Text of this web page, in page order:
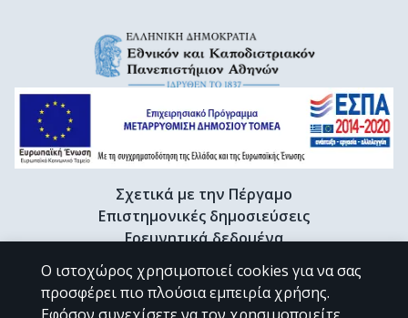
Σχετικά με την Πέργαμο
Επιστημονικές δημοσιεύσεις
Ερευνητικά δεδομένα
Διδακτορικές διατριβές & Γκρίζα βιβλιογραφία
Προφίλ Ερευνητή
Ο ιστοχώρος χρησιμοποιεί cookies για να σας
προσφέρει πιο πλούσια εμπειρία χρήσης.